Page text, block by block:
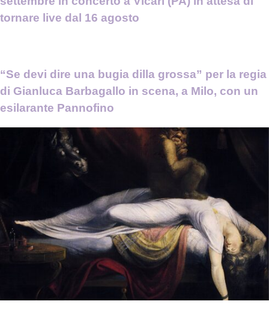
tornare live dal 16 agosto
“Se devi dire una bugia dilla grossa” per la regia
di Gianluca Barbagallo in scena, a Milo, con un
esilarante Pannofino